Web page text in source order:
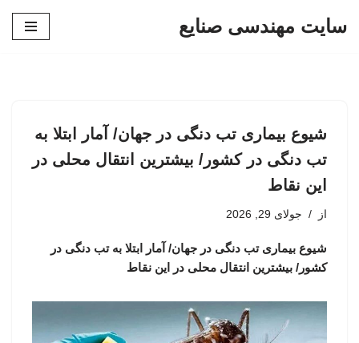
سایت مهندسی صنایع
شیوع بیماری تب دنگی در جهان/ آمار ابتلا به
تب دنگی در کشور/ بیشترین انتقال محلی در
این نقاط
از جولای 29, 2026
شیوع بیماری تب دنگی در جهان/ آمار ابتلا به تب دنگی در
کشور/ بیشترین انتقال محلی در این نقاط